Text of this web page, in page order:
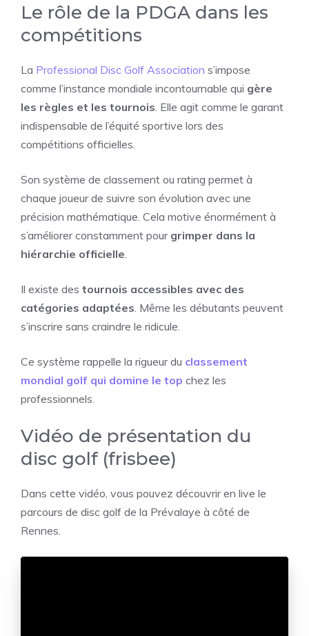
Le rôle de la PDGA dans les
compétitions
La Professional Disc Golf Association s’impose
comme l’instance mondiale incontournable qui gère
les règles et les tournois . Elle agit comme le garant
indispensable de l’équité sportive lors des
compétitions officielles.
Son système de classement ou rating permet à
chaque joueur de suivre son évolution avec une
précision mathématique. Cela motive énormément à
s’améliorer constamment pour grimper dans la
hiérarchie officielle
Il existe des tournois accessibles avec des
catégories adaptées . Même les débutants peuvent
s’inscrire sans craindre le ridicule.
Ce système rappelle la rigueur du classement
mondial golf qui domine le top chez les
professionnels.
Vidéo de présentation du
disc golf (frisbee)
Dans cette vidéo, vous pouvez découvrir en live le
parcours de disc golf de la Prévalaye à côté de
Rennes.